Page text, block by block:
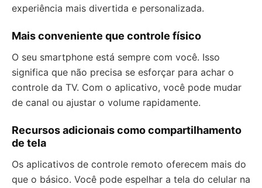
experiência mais divertida e personalizada.
Mais conveniente que controle físico
O seu smartphone está sempre com você. Isso
significa que não precisa se esforçar para achar o
controle da TV. Com o aplicativo, você pode mudar
de canal ou ajustar o volume rapidamente.
Recursos adicionais como compartilhamento
de tela
Os aplicativos de controle remoto oferecem mais do
que o básico. Você pode espelhar a tela do celular na